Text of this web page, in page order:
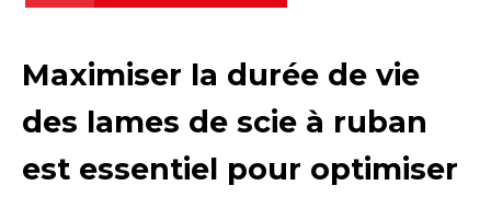
Maximiser la durée de vie
des lames de scie à ruban
est essentiel pour optimiser